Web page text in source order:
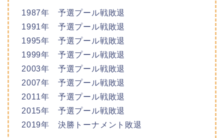
1987年 予選プール戦敗退
1991年 予選プール戦敗退
1995年 予選プール戦敗退
1999年 予選プール戦敗退
2003年 予選プール戦敗退
2007年 予選プール戦敗退
2011年 予選プール戦敗退
2015年 予選プール戦敗退
2019年 決勝トーナメント敗退